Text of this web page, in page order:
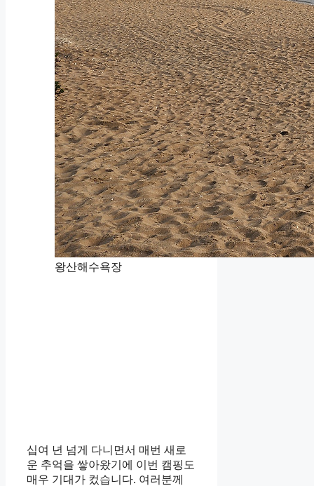
왕산해수욕장
십여 년 넘게 다니면서 매번 새로
운 추억을 쌓아왔기에 이번 캠핑도
매우 기대가 컸습니다. 여러분께